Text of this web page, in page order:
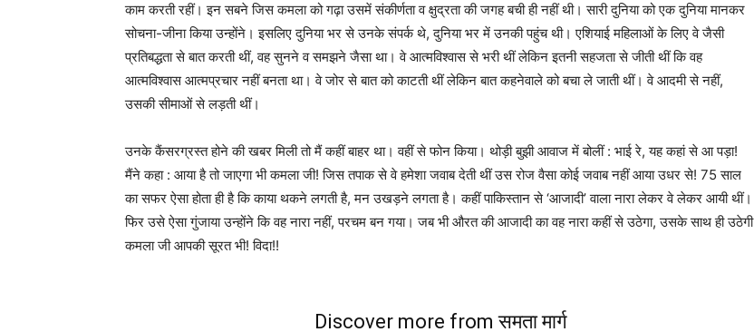
काम करती रहीं। इन सबने जिस कमला को गढ़ा उसमें संकीर्णता व क्षुद्रता की जगह बची ही नहीं थी। सारी दुनिया को एक दुनिया मानकर
सोचना-जीना किया उन्होंने। इसलिए दुनिया भर से उनके संपर्क थे, दुनिया भर में उनकी पहुंच थी। एशियाई महिलाओं के लिए वे जैसी
प्रतिबद्धता से बात करती थीं, वह सुनने व समझने जैसा था। वे आत्मविश्वास से भरी थीं लेकिन इतनी सहजता से जीती थीं कि वह
आत्मविश्वास आत्मप्रचार नहीं बनता था। वे जोर से बात को काटती थीं लेकिन बात कहनेवाले को बचा ले जाती थीं। वे आदमी से नहीं,
उसकी सीमाओं से लड़ती थीं।
उनके कैंसरग्रस्त होने की खबर मिली तो मैं कहीं बाहर था। वहीं से फोन किया। थोड़ी बुझी आवाज में बोलीं : भाई रे, यह कहां से आ पड़ा!
मैंने कहा : आया है तो जाएगा भी कमला जी! जिस तपाक से वे हमेशा जवाब देती थीं उस रोज वैसा कोई जवाब नहीं आया उधर से! 75 साल
का सफर ऐसा होता ही है कि काया थकने लगती है, मन उखड़ने लगता है। कहीं पाकिस्तान से ‘आजादी’ वाला नारा लेकर वे लेकर आयी थीं।
फिर उसे ऐसा गुंजाया उन्होंने कि वह नारा नहीं, परचम बन गया। जब भी औरत की आजादी का वह नारा कहीं से उठेगा, उसके साथ ही उठेगी
कमला जी आपकी सूरत भी! विदा!!
Discover more from समता मार्ग